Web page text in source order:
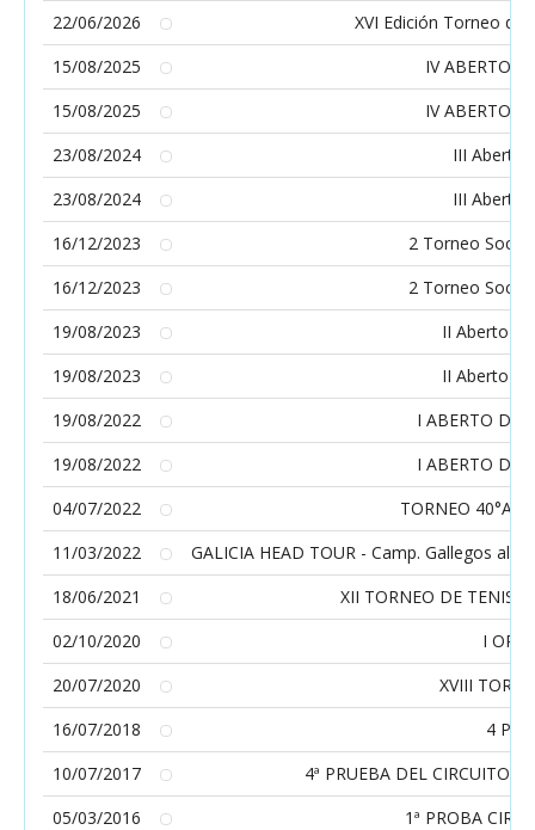
22/06/2026
XVI Edición Torneo de
15/08/2025
IV ABERTO
15/08/2025
IV ABERTO
23/08/2024
III Aberto
23/08/2024
III Aberto
16/12/2023
2 Torneo
16/12/2023
2 Torneo
19/08/2023
II Aberto
19/08/2023
II Aberto
19/08/2022
I ABERTO DE
19/08/2022
I ABERTO DE
04/07/2022
TORNEO
11/03/2022
GALICIA HEAD TOUR - Camp. Gallegos
18/06/2021
XII TORNEO DE TENIS
02/10/2020
I
20/07/2020
XVIII
16/07/2018
4
10/07/2017
4ª PRUEBA DEL CIRCUITO
05/03/2016
1ª PROBA